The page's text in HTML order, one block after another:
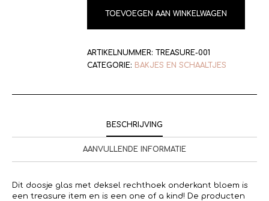
TOEVOEGEN AAN WINKELWAGEN
ARTIKELNUMMER: TREASURE-001
CATEGORIE: BAKJES EN SCHAALTJES
BESCHRIJVING
AANVULLENDE INFORMATIE
Dit doosje glas met deksel rechthoek onderkant bloem is
een treasure item en is een one of a kind! De producten